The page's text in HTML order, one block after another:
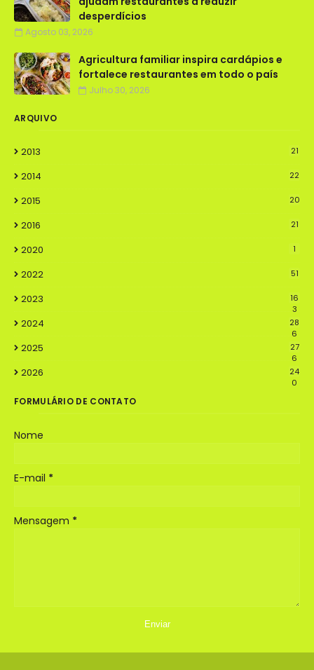
desperdícios
Agosto 03, 2026
Agricultura familiar inspira cardápios e
fortalece restaurantes em todo o país
Julho 30, 2026
ARQUIVO
2013 21
2014 22
2015 20
2016 21
2020 1
2022 51
2023
16
3
2024
28
6
2025
27
6
2026
24
0
FORMULÁRIO DE CONTATO
Nome
E-mail *
Mensagem *